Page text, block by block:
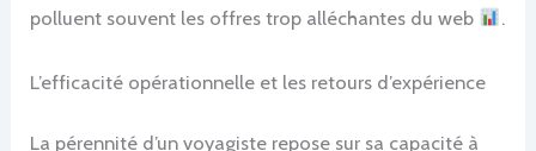
polluent souvent les offres trop alléchantes du web
.
L’efficacité opérationnelle et les retours d’expérience
La pérennité d’un voyagiste repose sur sa capacité à